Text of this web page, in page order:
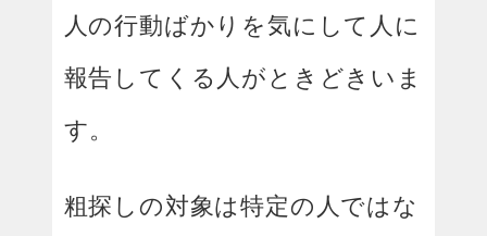
人の行動ばかりを気にして人に
報告してくる人がときどきいま
す。
粗探しの対象は特定の人ではな